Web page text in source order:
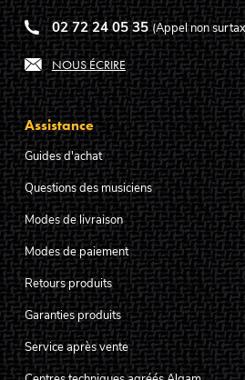
02 72 24 05 35 (Appel non
NOUS ÉCRIRE
Assistance
Guides d'achat
Questions des musiciens
Modes de livraison
Modes de paiement
Retours produits
Garanties produits
Service après vente